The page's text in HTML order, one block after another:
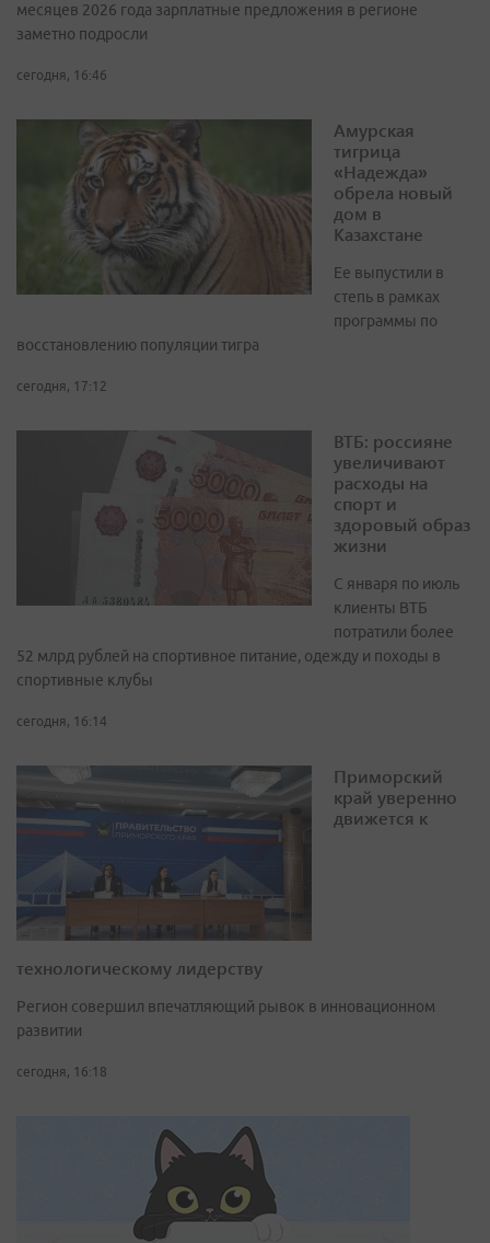
месяцев 2026 года зарплатные предложения в регионе
заметно подросли
сегодня, 16:46
Амурская
тигрица
«Надежда»
обрела новый
дом в
Казахстане
Ее выпустили в
степь в рамках
программы по
восстановлению популяции тигра
сегодня, 17:12
ВТБ: россияне
увеличивают
расходы на
спорт и
здоровый образ
жизни
С января по июль
клиенты ВТБ
потратили более
52 млрд рублей на спортивное питание, одежду и походы в
спортивные клубы
сегодня, 16:14
Приморский
край уверенно
движется к
технологическому лидерству
Регион совершил впечатляющий рывок в инновационном
развитии
сегодня, 16:18